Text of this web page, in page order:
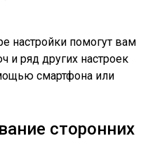
настройки помогут вам
ряд других настроек
смартфона или
сторонних